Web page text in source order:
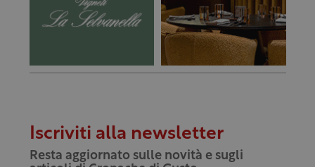
Iscriviti alla newsletter
Resta aggiornato sulle novità e sugli